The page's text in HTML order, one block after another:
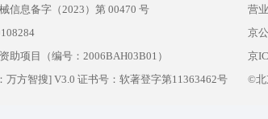
信息备字（2023）第 00470 号
助项目（编号：2006BAH03B01）
方智搜] V3.0 证书号：软著登字第11363462号
营
京
京
©北